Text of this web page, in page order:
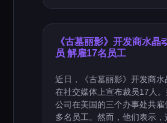
《古墓丽影》开发商水晶
员 解雇17名员工
近日，《古墓丽影》开发商水
在社交媒体上宣布裁员17人
公司在美国的三个办事处共
多名员工。然而，他们表示，